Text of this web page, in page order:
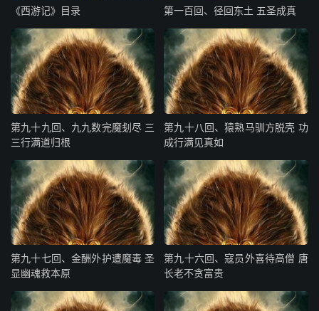
相邀，我天尊符召，到此捕你这妖精，快送唐僧与天星等出
来，免你一死！不然，将这一山之怪，碎劈其尸；几间之
房，烧为灰烬！”那怪闻言，心中大怒道：“这畜生有何法
力，敢出大言！不要走！吃吾一棒！”这五条龙，翻云使
雨，那两员将，播土扬沙，各执槍刀剑戟，一拥而攻，孙大
圣又使铁棒随后。这一场好杀：凶魔施武，行者求兵。凶魔
施武，擅据珍楼施佛象；行者求兵，远参宝境借龙神。龟蛇
生水火，妖怪动刀兵。五龙奉旨来西路，行者因师在后收。
剑戟光明摇彩电，槍刀晃亮闪霓虹。这个狼牙棒，强能短
软；那个金箍棒，随意如心。只听得-扑响声如爆竹，叮当
音韵似敲金。水火齐来征怪物，刀兵共簇绕精灵。喊杀惊狼
虎，喧哗振鬼神。浑战正当无胜处，妖魔又取宝和珍。行者
帅五龙二将，与妖魔战经半个时辰，那妖精即解下搭包在
手。行者见了心惊，叫道：“列位仔细！”那龙神蛇龟不知甚
么仔细，一个个都停住兵，近前抵挡。那妖精幌的一声，把
搭包儿撇将起去。孙大圣顾不得五龙二将，驾筋斗，跳在九
《西游记》目录 第一百回、径回东土 五圣成真
第九十九回、九九数完魔刬尽 三
三行满道归根
第九十八回、猿熟马驯方脱壳 功
成行满见真如
第九十七回、金酬外护遭魔毒 圣
显幽魂救本原
第九十六回、寇员外喜待高僧 唐
长老不贪富贵